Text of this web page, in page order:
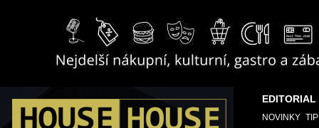
EDITORIAL
NOVINKY